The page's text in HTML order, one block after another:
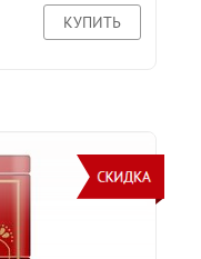
КУПИТЬ